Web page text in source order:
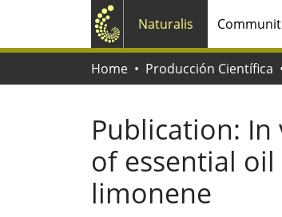
Naturalis
Home Producción Científica
Publication: In
of essential
limonene